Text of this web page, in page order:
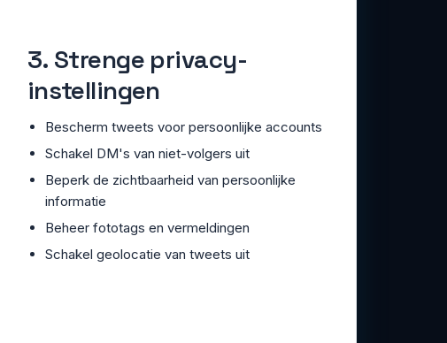
3. Strenge privacy-
instellingen
Bescherm tweets voor persoonlijke accounts
Schakel DM's van niet-volgers uit
Beperk de zichtbaarheid van persoonlijke
informatie
Beheer fototags en vermeldingen
Schakel geolocatie van tweets uit